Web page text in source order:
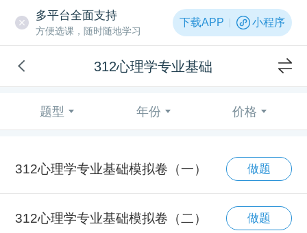
多平台全面支持
方便选课，随时随地学习
下载APP 小程序
312心理学专业基础
题型 年份 价格
312心理学专业基础模拟卷（一） 做题
312心理学专业基础模拟卷（二） 做题